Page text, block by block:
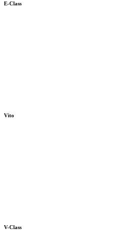
E-Class
Vito
V-Class